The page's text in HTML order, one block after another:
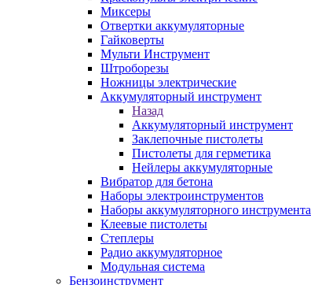
Миксеры
Отвертки аккумуляторные
Гайковерты
Мульти Инструмент
Штроборезы
Ножницы электрические
Аккумуляторный инструмент
Назад
Аккумуляторный инструмент
Заклепочные пистолеты
Пистолеты для герметика
Нейлеры аккумуляторные
Вибратор для бетона
Наборы электроинструментов
Наборы аккумуляторного инструмента
Клеевые пистолеты
Степлеры
Радио аккумуляторное
Модульная система
Бензоинструмент